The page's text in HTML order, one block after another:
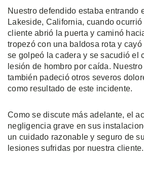
Nuestro defendido estaba entrando
Lakeside, California, cuando ocurrió
cliente abrió la puerta y caminó
tropezó con una baldosa rota y
se golpeó la cadera y se sacudió el
lesión de hombro por caída.
también padeció otros severos
como resultado de este incidente.
Como se discute más adelante, el
negligencia grave en sus
un cuidado razonable y seguro de
lesiones sufridas por nuestra cliente.